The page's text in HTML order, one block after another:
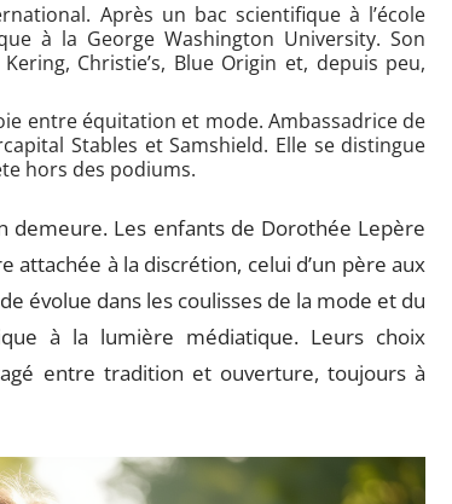
Après un bac scientifique à l’école
à la George Washington University. Son
Christie’s, Blue Origin et, depuis peu,
entre équitation et mode. Ambassadrice de
Stables et Samshield. Elle se distingue
hors des podiums.
demeure. Les enfants de Dorothée Lepère
attachée à la discrétion, celui d’un père aux
évolue dans les coulisses de la mode et du
à la lumière médiatique. Leurs choix
entre tradition et ouverture, toujours à